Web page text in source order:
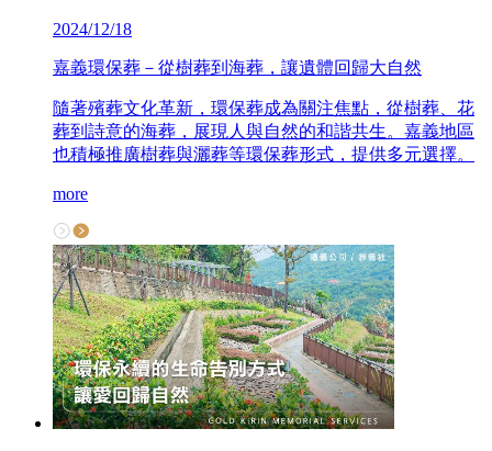
2024/12/18
嘉義環保葬－從樹葬到海葬，讓遺體回歸大自然
隨著殯葬文化革新，環保葬成為關注焦點，從樹葬、花
葬到詩意的海葬，展現人與自然的和諧共生。嘉義地區
也積極推廣樹葬與灑葬等環保葬形式，提供多元選擇。
more